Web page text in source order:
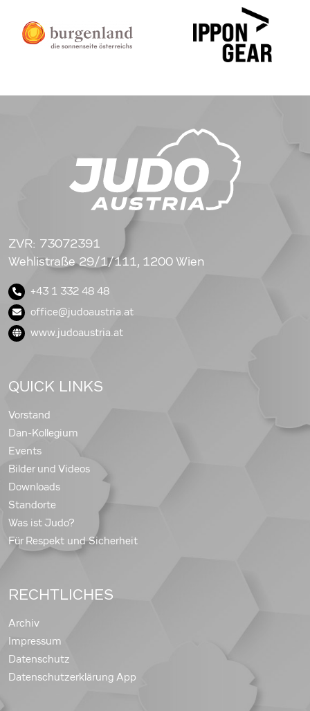
ZVR: 73072391
Wehlistraße 29/1/111, 1200 Wien
+43 1 332 48 48
office@judoaustria.at
www.judoaustria.at
QUICK LINKS
Vorstand
Dan-Kollegium
Events
Bilder und Videos
Downloads
Standorte
Was ist Judo?
Für Respekt und Sicherheit
RECHTLICHES
Archiv
Impressum
Datenschutz
Datenschutzerklärung App